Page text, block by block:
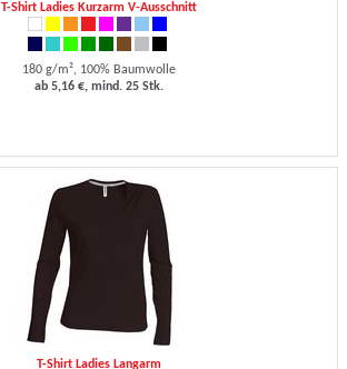
T-Shirt Ladies Kurzarm V-Ausschnitt
180 g/m², 100% Baumwolle
ab 5,16 €, mind. 25 Stk.
T-Shirt Ladies Langarm